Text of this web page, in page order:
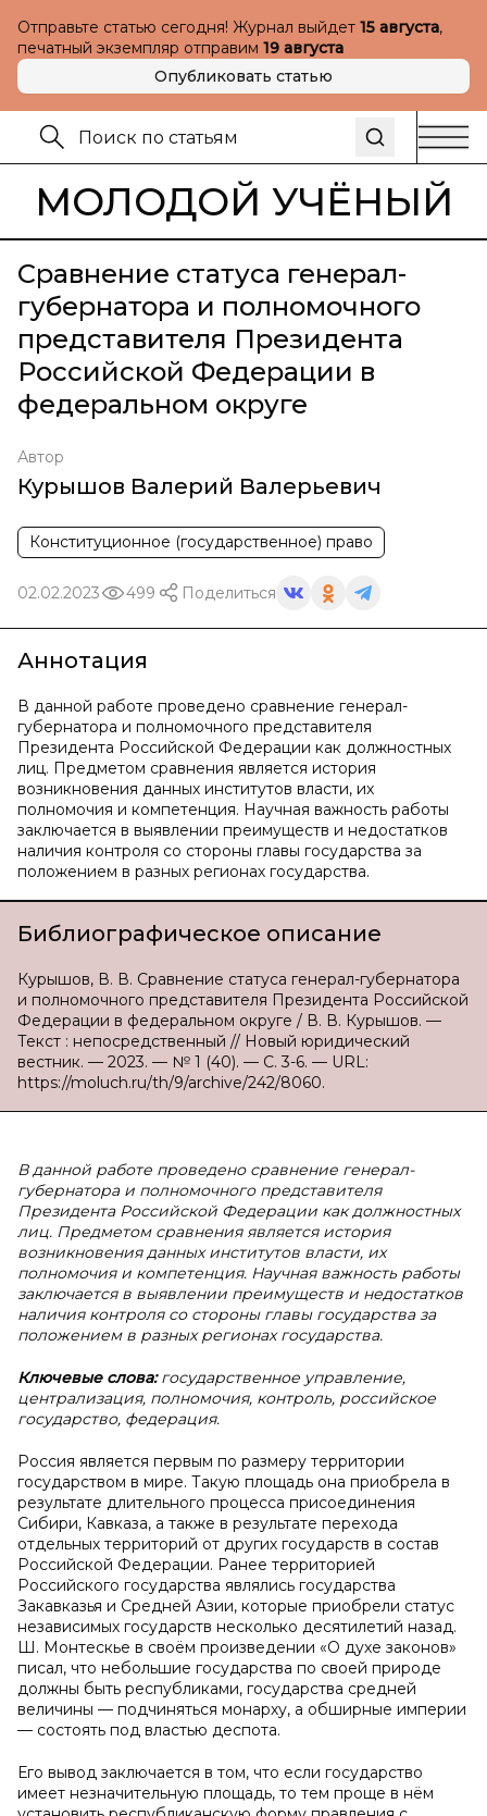
Отправьте статью сегодня! Журнал выйдет 15 августа,
печатный экземпляр отправим 19 августа
Опубликовать статью
МОЛОДОЙ УЧЁНЫЙ
Сравнение статуса генерал-
губернатора и полномочного
представителя Президента
Российской Федерации в
федеральном округе
Автор
Курышов Валерий Валерьевич
Конституционное (государственное) право
02.02.2023 499 Поделиться
Аннотация
В данной работе проведено сравнение генерал-
губернатора и полномочного представителя
Президента Российской Федерации как должностных
лиц. Предметом сравнения является история
возникновения данных институтов власти, их
полномочия и компетенция. Научная важность работы
заключается в выявлении преимуществ и недостатков
наличия контроля со стороны главы государства за
положением в разных регионах государства.
Библиографическое описание
Курышов, В. В. Сравнение статуса генерал-губернатора
и полномочного представителя Президента Российской
Федерации в федеральном округе / В. В. Курышов. —
Текст : непосредственный // Новый юридический
вестник. — 2023. — № 1 (40). — С. 3-6. — URL:
https://moluch.ru/th/9/archive/242/8060.
В данной работе проведено сравнение генерал-
губернатора и полномочного представителя
Президента Российской Федерации как должностных
лиц. Предметом сравнения является история
возникновения данных институтов власти, их
полномочия и компетенция. Научная важность работы
заключается в выявлении преимуществ и недостатков
наличия контроля со стороны главы государства за
положением в разных регионах государства.
Ключевые слова:государственное управление,
централизация, полномочия, контроль, российское
государство, федерация.
Россия является первым по размеру территории
государством в мире. Такую площадь она приобрела в
результате длительного процесса присоединения
Сибири, Кавказа, а также в результате перехода
отдельных территорий от других государств в состав
Российской Федерации. Ранее территорией
Российского государства являлись государства
Закавказья и Средней Азии, которые приобрели статус
независимых государств несколько десятилетий назад.
Ш. Монтескье в своём произведении «О духе законов»
писал, что небольшие государства по своей природе
должны быть республиками, государства средней
величины — подчиняться монарху, а обширные империи
— состоять под властью деспота.
Его вывод заключается в том, что если государство
имеет незначительную площадь, то тем проще в нём